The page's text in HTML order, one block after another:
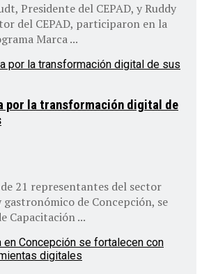
Presidente del CEPAD, y Ruddy
del CEPAD, participaron en la
Marca ...
por la transformación digital de
21 representantes del sector
de Concepción, se
Capacitación ...